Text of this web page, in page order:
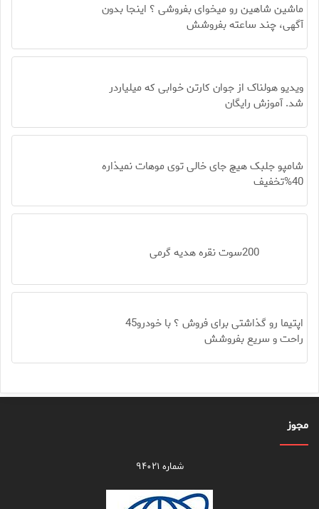
ماشین شاهین رو میخوای بفروشی ؟ اینجا بدون
آگهی، چند ساعته بفروشش
ویدیو هولناک از جوان کارتن خوابی که میلیاردر
شد. آموزش رایگان
شامپو جلبک هیچ جای خالی توی موهات نمیذاره
40%تخفیف
200سوت نقره هدیه گرمی
اپتیما رو گذاشتی برای فروش ؟ با خودرو45
راحت و سریع بفروشش
مجوز
شماره ۹۴۰۲۱